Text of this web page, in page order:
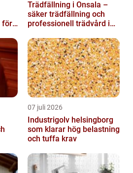
för
Trädfällning i Onsala –
säker trädfällning och
professionell trädvård i
07 juli 2026
Industrigolv helsingborg
som klarar hög belastning
och tuffa krav